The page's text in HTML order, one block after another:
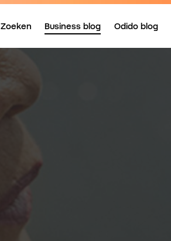
Zoeken Business blog Odido blog